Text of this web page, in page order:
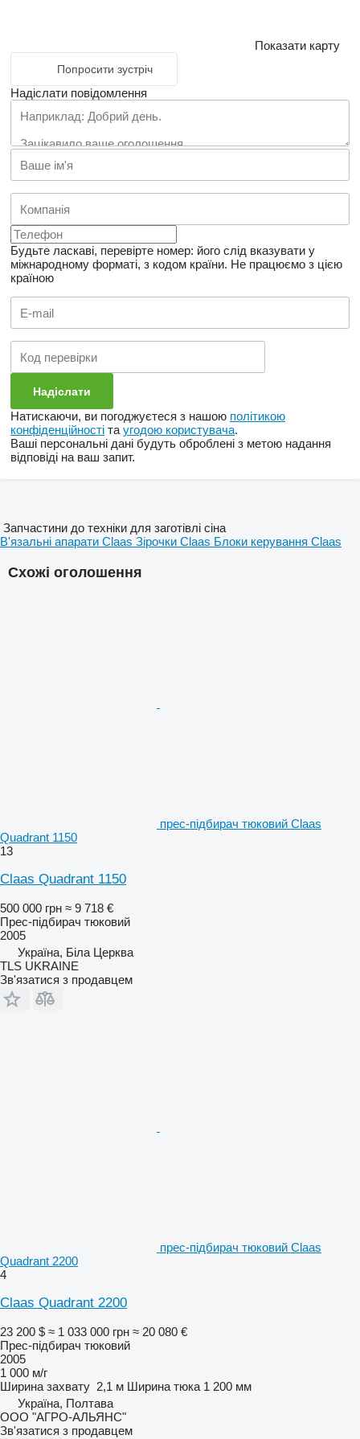
Показати карту
Попросити зустріч
Надіслати повідомлення
Будьте ласкаві, перевірте номер: його слід вказувати у
міжнародному форматі, з кодом країни. Не працюємо з цією
країною
Натискаючи, ви погоджуєтеся з нашою політикою
конфіденційності та угодою користувача.
Ваші персональні дані будуть оброблені з метою надання
відповіді на ваш запит.
Схожі оголошення
прес-підбирач тюковий Claas
Quadrant 1150
13
Claas Quadrant 1150
500 000 грн ≈ 9 718 €
Прес-підбирач тюковий
2005
Україна, Біла Церква
TLS UKRAINE
Зв'язатися з продавцем
прес-підбирач тюковий Claas
Quadrant 2200
4
Claas Quadrant 2200
23 200 $ ≈ 1 033 000 грн ≈ 20 080 €
Прес-підбирач тюковий
2005
1 000 м/г
Ширина захвату 2,1 м Ширина тюка 1 200 мм
Україна, Полтава
ООО "АГРО-АЛЬЯНС"
Зв'язатися з продавцем
Запчастини до техніки для заготівлі сіна
В'язальні апарати Claas Зірочки Claas Блоки керування Claas